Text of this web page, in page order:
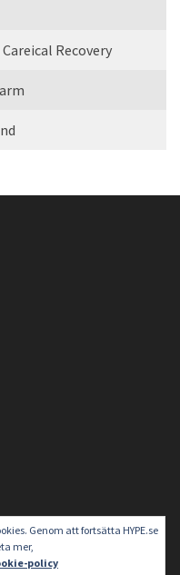
Recovery
Genom att fortsätta HYPE.se
mer,
policy